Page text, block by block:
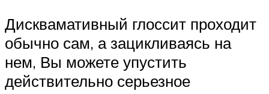
Дисквамативный глоссит проходит
обычно сам, а зацикливаясь на
нем, Вы можете упустить
действительно серьезное